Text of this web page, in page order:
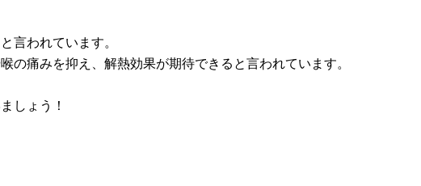
言われています。
痛みを抑え、解熱効果が期待できると言われています。
しょう！